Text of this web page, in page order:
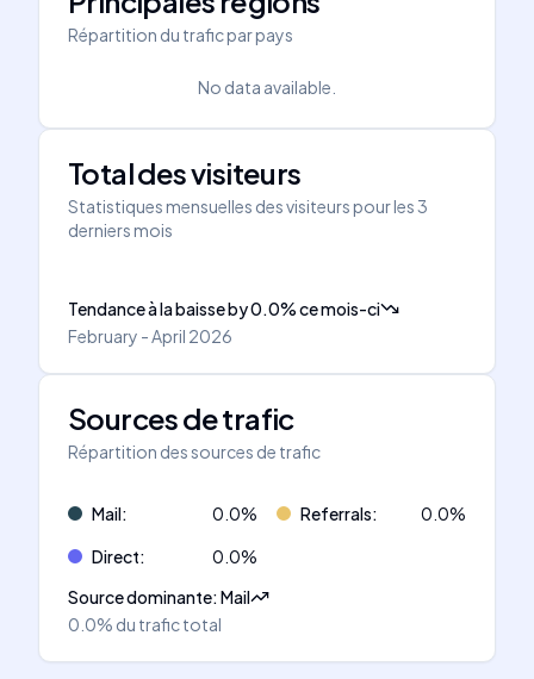
Répartition du trafic par pays
No data available.
Total des visiteurs
Statistiques mensuelles des visiteurs pour les 3
derniers mois
Tendance à la baisseby0.0%ce mois-ci
February - April 2026
Sources de trafic
Répartition des sources de trafic
Mail: 0.0% Referrals: 0.0%
Direct: 0.0%
Source dominante:Mail
0.0% du trafic total